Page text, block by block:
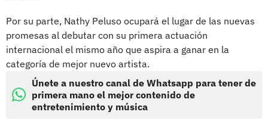
Por su parte, Nathy Peluso ocupará el lugar de las nuevas
promesas al debutar con su primera actuación
internacional el mismo año que aspira a ganar en la
categoría de mejor nuevo artista.
Únete a nuestro canal de Whatsapp para tener de
primera mano el mejor contenido de
entretenimiento y música